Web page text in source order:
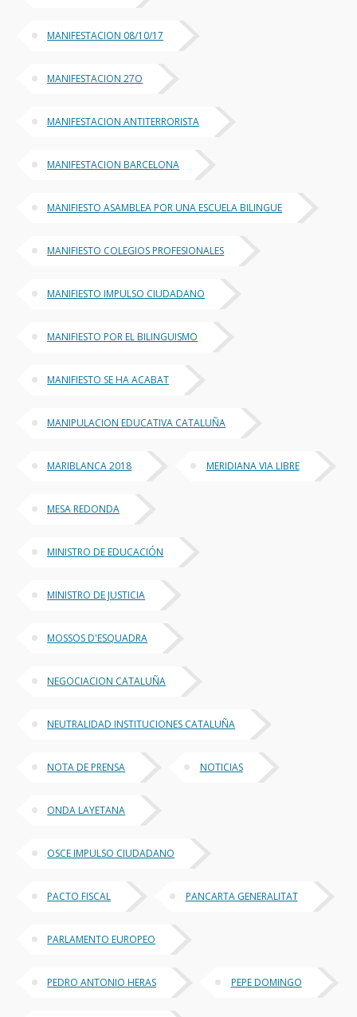
MANIFESTACION 08/10/17
MANIFESTACION 27O
MANIFESTACION ANTITERRORISTA
MANIFESTACION BARCELONA
MANIFIESTO ASAMBLEA POR UNA ESCUELA BILINGUE
MANIFIESTO COLEGIOS PROFESIONALES
MANIFIESTO IMPULSO CIUDADANO
MANIFIESTO POR EL BILINGUISMO
MANIFIESTO SE HA ACABAT
MANIPULACION EDUCATIVA CATALUÑA
MARIBLANCA 2018 MERIDIANA VIA LIBRE
MESA REDONDA
MINISTRO DE EDUCACIÓN
MINISTRO DE JUSTICIA
MOSSOS D'ESQUADRA
NEGOCIACION CATALUÑA
NEUTRALIDAD INSTITUCIONES CATALUÑA
NOTA DE PRENSA NOTICIAS
ONDA LAYETANA
OSCE IMPULSO CIUDADANO
PACTO FISCAL PANCARTA GENERALITAT
PARLAMENTO EUROPEO
PEDRO ANTONIO HERAS PEPE DOMINGO